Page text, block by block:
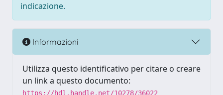
indicazione.
Informazioni
Utilizza questo identificativo per citare o creare
un link a questo documento:
https://hdl.handle.net/10278/36022